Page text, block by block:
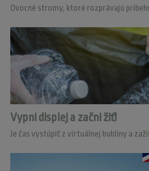
Ovocné stromy, ktoré rozprávajú
Vypni displej a začni žiť!
Je čas vystúpiť z virtuálnej bubliny a